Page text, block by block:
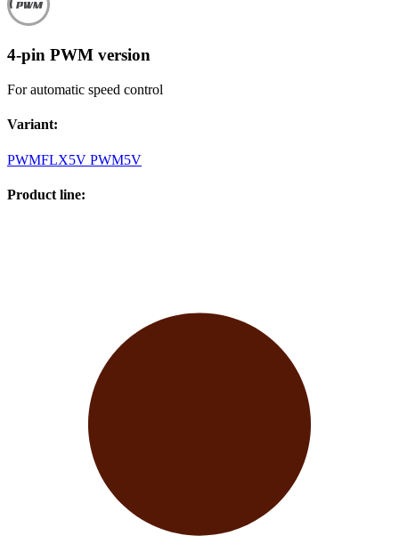
4-pin PWM version
For automatic speed control
Variant:
PWMFLX5V PWM5V
Product line: